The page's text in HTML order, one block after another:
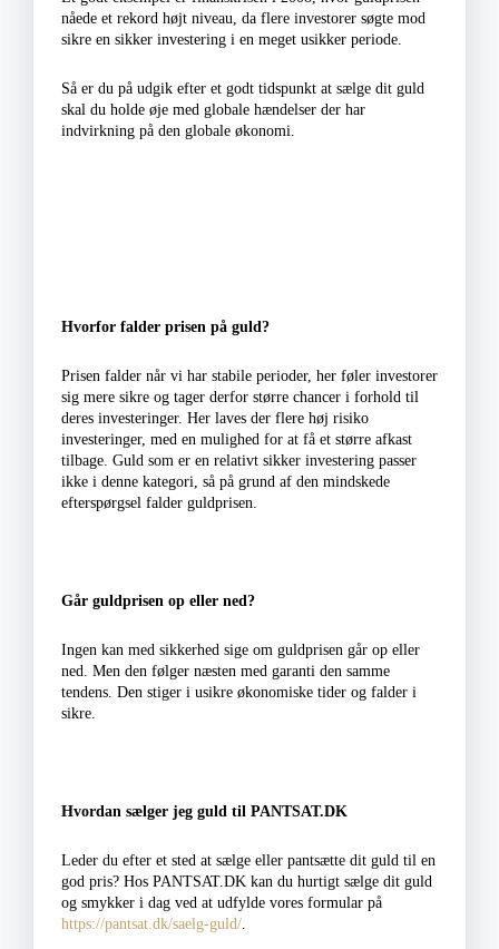
nåede et rekord højt niveau, da flere investorer søgte mod
sikre en sikker investering i en meget usikker periode.
Så er du på udgik efter et godt tidspunkt at sælge dit guld
skal du holde øje med globale hændelser der har
indvirkning på den globale økonomi.
Hvorfor falder prisen på guld?
Prisen falder når vi har stabile perioder, her føler investorer
sig mere sikre og tager derfor større chancer i forhold til
deres investeringer. Her laves der flere høj risiko
investeringer, med en mulighed for at få et større afkast
tilbage. Guld som er en relativt sikker investering passer
ikke i denne kategori, så på grund af den mindskede
efterspørgsel falder guldprisen.
Går guldprisen op eller ned?
Ingen kan med sikkerhed sige om guldprisen går op eller
ned. Men den følger næsten med garanti den samme
tendens. Den stiger i usikre økonomiske tider og falder i
sikre.
Hvordan sælger jeg guld til PANTSAT.DK
Leder du efter et sted at sælge eller pantsætte dit guld til en
god pris? Hos PANTSAT.DK kan du hurtigt sælge dit guld
og smykker i dag ved at udfylde vores formular på
https://pantsat.dk/saelg-guld/.